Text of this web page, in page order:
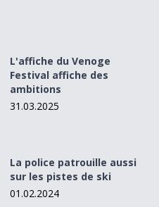
affiche des ambitions
L'affiche du Venoge
Festival affiche des
ambitions
31.03.2025
pistes de ski
La police patrouille aussi
sur les pistes de ski
01.02.2024